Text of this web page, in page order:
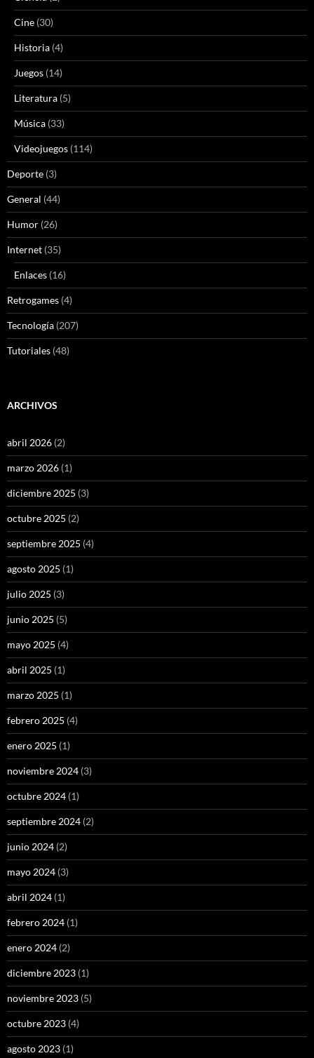
Cine (30)
Historia (4)
Juegos (14)
Literatura (5)
Música (33)
Videojuegos (114)
Deporte (3)
General (44)
Humor (26)
Internet (35)
Enlaces (16)
Retrogames (4)
Tecnología (207)
Tutoriales (48)
ARCHIVOS
abril 2026 (2)
marzo 2026 (1)
diciembre 2025 (3)
octubre 2025 (2)
septiembre 2025 (4)
agosto 2025 (1)
julio 2025 (3)
junio 2025 (5)
mayo 2025 (4)
abril 2025 (1)
marzo 2025 (1)
febrero 2025 (4)
enero 2025 (1)
noviembre 2024 (3)
octubre 2024 (1)
septiembre 2024 (2)
junio 2024 (2)
mayo 2024 (3)
abril 2024 (1)
febrero 2024 (1)
enero 2024 (2)
diciembre 2023 (1)
noviembre 2023 (5)
octubre 2023 (4)
agosto 2023 (1)